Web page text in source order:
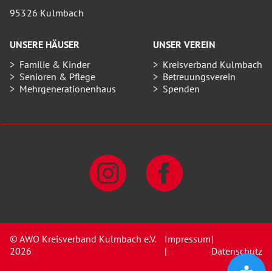
95326 Kulmbach
UNSERE HÄUSER
Familie & Kinder
Senioren & Pflege
Mehrgenerationenhaus
UNSER VEREIN
Kreisverband Kulmbach
Betreuungsverein
Spenden
© AWO Kreisverband Kulmbach e.V.
2026
Impressum
|
|
Datenschutz